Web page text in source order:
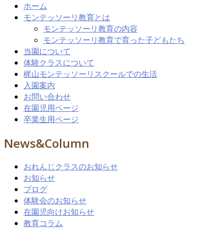
ホーム
モンテッソーリ教育とは
モンテッソーリ教育の内容
モンテッソーリ教育で育った子どもたち
当園について
体験クラスについて
梶山モンテッソーリスクールでの生活
入園案内
お問い合わせ
在園児用ページ
卒業生用ページ
News&Column
おれんじクラスのお知らせ
お知らせ
ブログ
体験会のお知らせ
在園児向けお知らせ
教育コラム